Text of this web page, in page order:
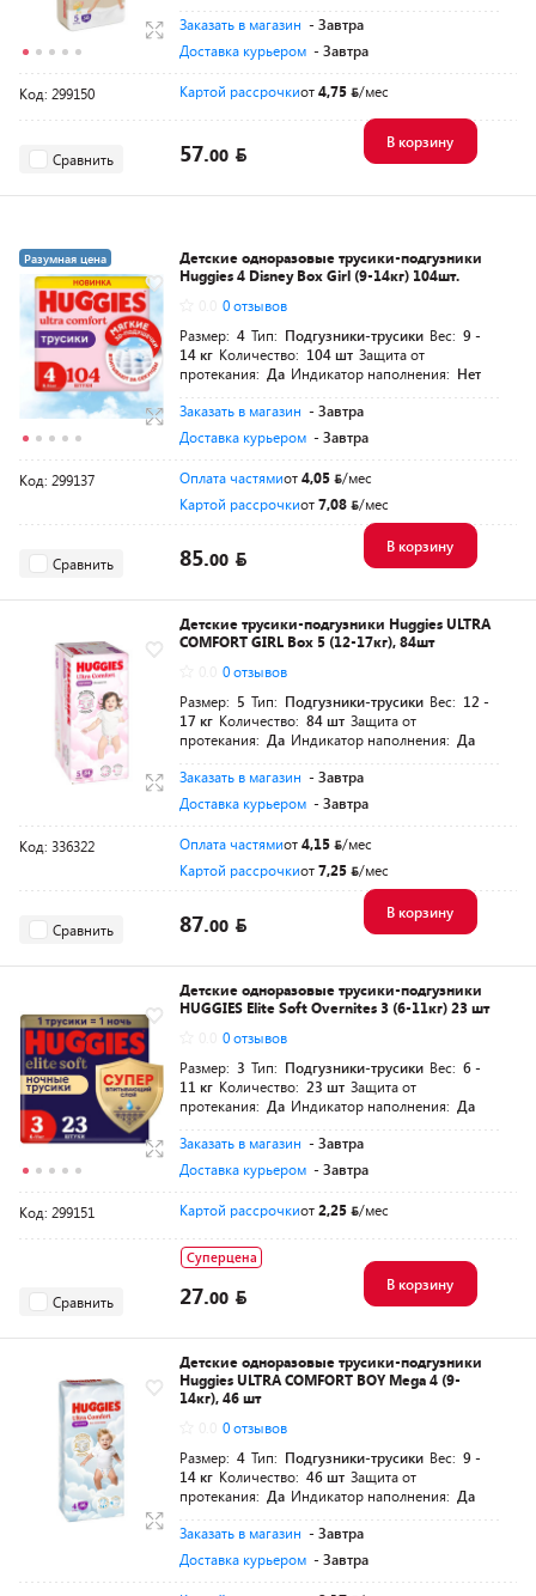
Заказать в магазин - Завтра
Доставка курьером - Завтра
Код: 299150 Картой рассрочкиот4,75 /мес
Сравнить 57.00
В корзину
Разумная цена
Детские одноразовые трусики-подгузники
Huggies 4 Disney Box Girl (9-14кг) 104шт.
0 отзывов
Размер: 4 Тип: Подгузники-трусики Вес: 9 -
14 кг Количество: 104 шт Защита от
протекания: Да Индикатор наполнения: Нет
Заказать в магазин - Завтра
Доставка курьером - Завтра
Код: 299137 Оплата частямиот4,05
/мес
Картой рассрочкиот7,08 /мес
Сравнить 85.00
В корзину
Детские трусики-подгузники Huggies ULTRA
COMFORT GIRL Box 5 (12-17кг), 84шт
0 отзывов
Размер: 5 Тип: Подгузники-трусики Вес: 12 -
17 кг Количество: 84 шт Защита от
протекания: Да Индикатор наполнения: Да
Заказать в магазин - Завтра
Доставка курьером - Завтра
Код: 336322 Оплата частямиот4,15
/мес
Картой рассрочкиот7,25 /мес
Сравнить 87.00
В корзину
Детские одноразовые трусики-подгузники
HUGGIES Elite Soft Overnites 3 (6-11кг) 23 шт
0 отзывов
Размер: 3 Тип: Подгузники-трусики Вес: 6 -
11 кг Количество: 23 шт Защита от
протекания: Да Индикатор наполнения: Да
Заказать в магазин - Завтра
Доставка курьером - Завтра
Код: 299151 Картой рассрочкиот2,25 /мес
Сравнить
Суперцена
27.00
В корзину
Детские одноразовые трусики-подгузники
Huggies ULTRA COMFORT BOY Mega 4 (9-
14кг), 46 шт
0 отзывов
Размер: 4 Тип: Подгузники-трусики Вес: 9 -
14 кг Количество: 46 шт Защита от
протекания: Да Индикатор наполнения: Да
Заказать в магазин - Завтра
Доставка курьером - Завтра